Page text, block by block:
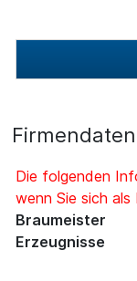
Firmendaten
Die folgenden
wenn Sie sich
Braumeister
Erzeugnisse